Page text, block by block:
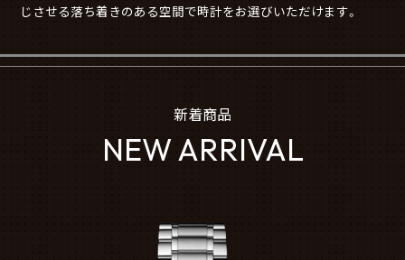
じさせる落ち着きのある空間で時計をお選びいただけます。
新着商品
NEW ARRIVAL